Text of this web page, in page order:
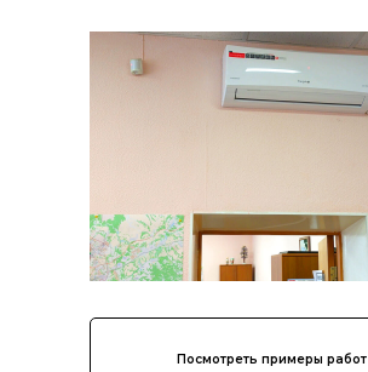
Посмотреть примеры работ